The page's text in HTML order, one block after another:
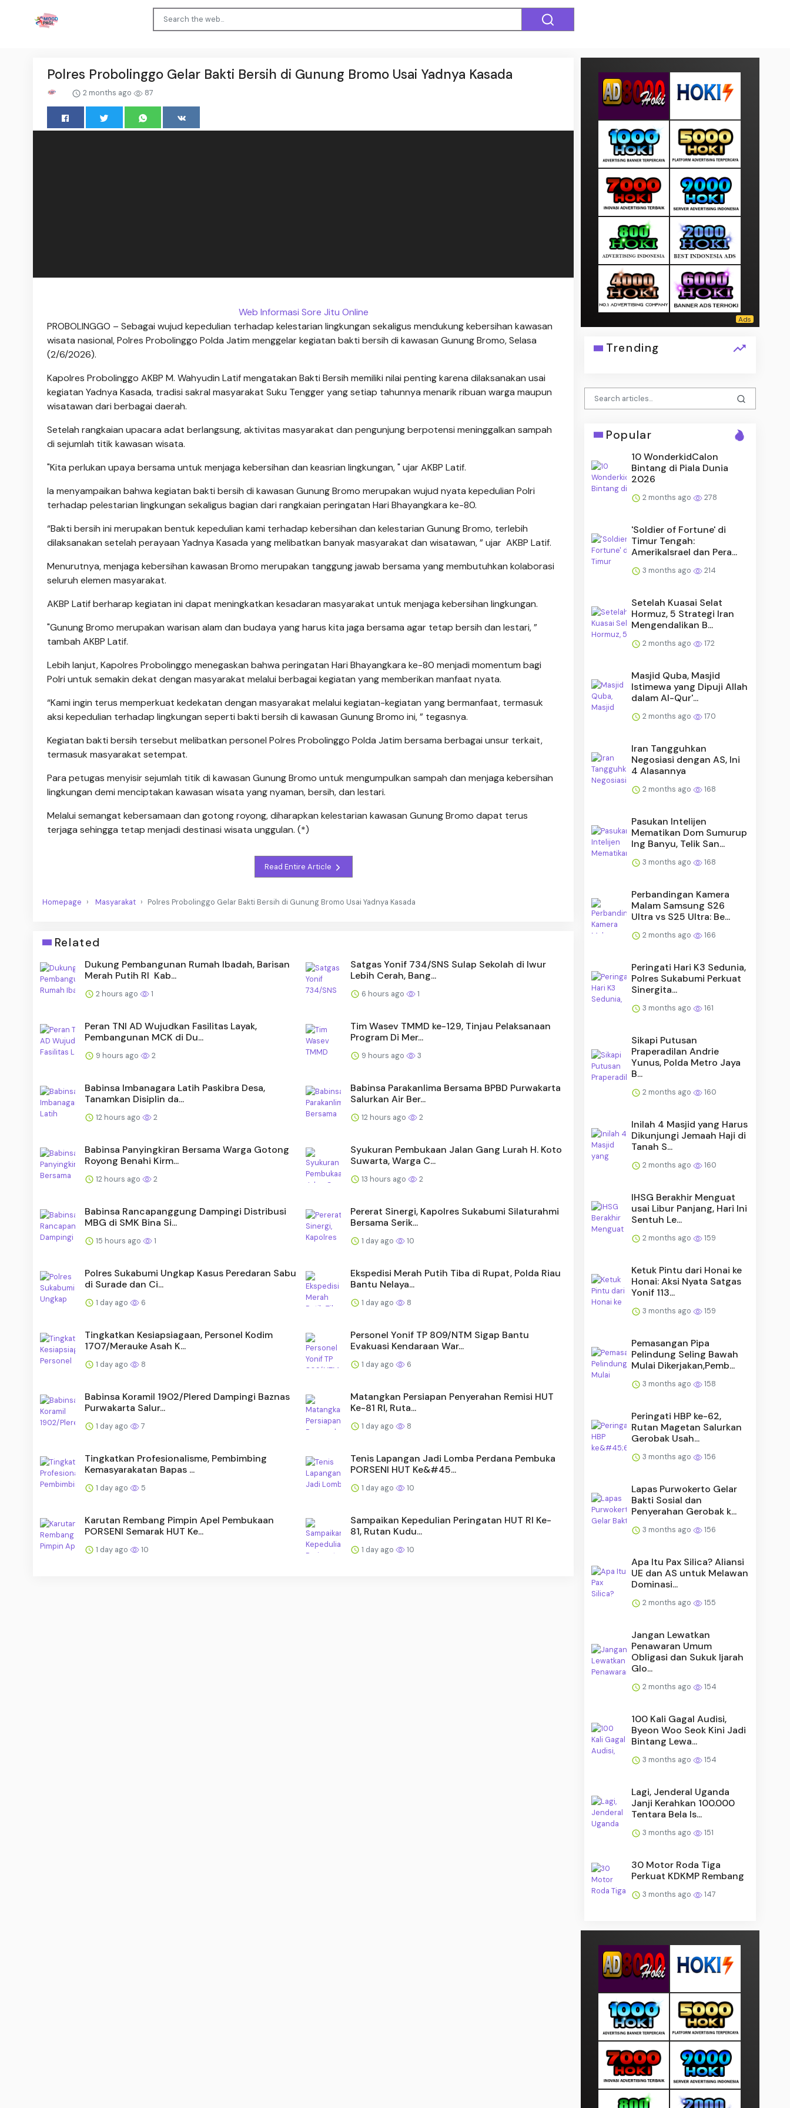
Polres Probolinggo Gelar Bakti Bersih di Gunung Bromo Usai Yadnya Kasada
2 months ago 87
Web Informasi Sore Jitu Online
PROBOLINGGO – Sebagai wujud kepedulian terhadap kelestarian lingkungan sekaligus mendukung kebersihan kawasan
wisata nasional, Polres Probolinggo Polda Jatim menggelar kegiatan bakti bersih di kawasan Gunung Bromo, Selasa
(2/6/2026).
Kapolres Probolinggo AKBP M. Wahyudin Latif mengatakan Bakti Bersih memiliki nilai penting karena dilaksanakan usai
kegiatan Yadnya Kasada, tradisi sakral masyarakat Suku Tengger yang setiap tahunnya menarik ribuan warga maupun
wisatawan dari berbagai daerah.
Setelah rangkaian upacara adat berlangsung, aktivitas masyarakat dan pengunjung berpotensi meninggalkan sampah
di sejumlah titik kawasan wisata.
"Kita perlukan upaya bersama untuk menjaga kebersihan dan keasrian lingkungan, " ujar AKBP Latif.
Ia menyampaikan bahwa kegiatan bakti bersih di kawasan Gunung Bromo merupakan wujud nyata kepedulian Polri
terhadap pelestarian lingkungan sekaligus bagian dari rangkaian peringatan Hari Bhayangkara ke-80.
“Bakti bersih ini merupakan bentuk kepedulian kami terhadap kebersihan dan kelestarian Gunung Bromo, terlebih
dilaksanakan setelah perayaan Yadnya Kasada yang melibatkan banyak masyarakat dan wisatawan, ” ujar AKBP Latif.
Menurutnya, menjaga kebersihan kawasan Bromo merupakan tanggung jawab bersama yang membutuhkan kolaborasi
seluruh elemen masyarakat.
AKBP Latif berharap kegiatan ini dapat meningkatkan kesadaran masyarakat untuk menjaga kebersihan lingkungan.
"Gunung Bromo merupakan warisan alam dan budaya yang harus kita jaga bersama agar tetap bersih dan lestari, ”
tambah AKBP Latif.
Lebih lanjut, Kapolres Probolinggo menegaskan bahwa peringatan Hari Bhayangkara ke-80 menjadi momentum bagi
Polri untuk semakin dekat dengan masyarakat melalui berbagai kegiatan yang memberikan manfaat nyata.
“Kami ingin terus memperkuat kedekatan dengan masyarakat melalui kegiatan-kegiatan yang bermanfaat, termasuk
aksi kepedulian terhadap lingkungan seperti bakti bersih di kawasan Gunung Bromo ini, ” tegasnya.
Kegiatan bakti bersih tersebut melibatkan personel Polres Probolinggo Polda Jatim bersama berbagai unsur terkait,
termasuk masyarakat setempat.
Para petugas menyisir sejumlah titik di kawasan Gunung Bromo untuk mengumpulkan sampah dan menjaga kebersihan
lingkungan demi menciptakan kawasan wisata yang nyaman, bersih, dan lestari.
Melalui semangat kebersamaan dan gotong royong, diharapkan kelestarian kawasan Gunung Bromo dapat terus
terjaga sehingga tetap menjadi destinasi wisata unggulan. (*)
Read Entire Article
Homepage Masyarakat Polres Probolinggo Gelar Bakti Bersih di Gunung Bromo Usai Yadnya Kasada
Related
Dukung Pembangunan Rumah Ibadah, Barisan
Merah Putih RI Kab...
2 hours ago 1
Satgas Yonif 734/SNS Sulap Sekolah di Iwur
Lebih Cerah, Bang...
6 hours ago 1
Peran TNI AD Wujudkan Fasilitas Layak,
Pembangunan MCK di Du...
9 hours ago 2
Tim Wasev TMMD ke-129, Tinjau Pelaksanaan
Program Di Mer...
9 hours ago 3
Babinsa Imbanagara Latih Paskibra Desa,
Tanamkan Disiplin da...
12 hours ago 2
Babinsa Parakanlima Bersama BPBD Purwakarta
Salurkan Air Ber...
12 hours ago 2
Babinsa Panyingkiran Bersama Warga Gotong
Royong Benahi Kirm...
12 hours ago 2
Syukuran Pembukaan Jalan Gang Lurah H. Koto
Suwarta, Warga C...
13 hours ago 2
Babinsa Rancapanggung Dampingi Distribusi
MBG di SMK Bina Si...
15 hours ago 1
Pererat Sinergi, Kapolres Sukabumi Silaturahmi
Bersama Serik...
1 day ago 10
Polres Sukabumi Ungkap Kasus Peredaran Sabu
di Surade dan Ci...
1 day ago 6
Ekspedisi Merah Putih Tiba di Rupat, Polda Riau
Bantu Nelaya...
1 day ago 8
Tingkatkan Kesiapsiagaan, Personel Kodim
1707/Merauke Asah K...
1 day ago 8
Personel Yonif TP 809/NTM Sigap Bantu
Evakuasi Kendaraan War...
1 day ago 6
Babinsa Koramil 1902/Plered Dampingi Baznas
Purwakarta Salur...
1 day ago 7
Matangkan Persiapan Penyerahan Remisi HUT
Ke-81 RI, Ruta...
1 day ago 8
Tingkatkan Profesionalisme, Pembimbing
Kemasyarakatan Bapas ...
1 day ago 5
Tenis Lapangan Jadi Lomba Perdana Pembuka
PORSENI HUT Ke&#45...
1 day ago 10
Karutan Rembang Pimpin Apel Pembukaan
PORSENI Semarak HUT Ke...
1 day ago 10
Sampaikan Kepedulian Peringatan HUT RI Ke-
81, Rutan Kudu...
1 day ago 10
Trending
Popular
10 WonderkidCalon
Bintang di Piala Dunia
2026
2 months ago 278
'Soldier of Fortune' di
Timur Tengah:
AmerikaIsrael dan Pera...
3 months ago 214
Setelah Kuasai Selat
Hormuz, 5 Strategi Iran
Mengendalikan B...
2 months ago 172
Masjid Quba, Masjid
Istimewa yang Dipuji Allah
dalam Al-Qur'...
2 months ago 170
Iran Tangguhkan
Negosiasi dengan AS, Ini
4 Alasannya
2 months ago 168
Pasukan Intelijen
Mematikan Dom Sumurup
Ing Banyu, Telik San...
3 months ago 168
Perbandingan Kamera
Malam Samsung S26
Ultra vs S25 Ultra: Be...
2 months ago 166
Peringati Hari K3 Sedunia,
Polres Sukabumi Perkuat
Sinergita...
3 months ago 161
Sikapi Putusan
Praperadilan Andrie
Yunus, Polda Metro Jaya
B...
2 months ago 160
Inilah 4 Masjid yang Harus
Dikunjungi Jemaah Haji di
Tanah S...
2 months ago 160
IHSG Berakhir Menguat
usai Libur Panjang, Hari Ini
Sentuh Le...
2 months ago 159
Ketuk Pintu dari Honai ke
Honai: Aksi Nyata Satgas
Yonif 113...
3 months ago 159
Pemasangan Pipa
Pelindung Seling Bawah
Mulai Dikerjakan,Pemb...
3 months ago 158
Peringati HBP ke-62,
Rutan Magetan Salurkan
Gerobak Usah...
3 months ago 156
Lapas Purwokerto Gelar
Bakti Sosial dan
Penyerahan Gerobak k...
3 months ago 156
Apa Itu Pax Silica? Aliansi
UE dan AS untuk Melawan
Dominasi...
2 months ago 155
Jangan Lewatkan
Penawaran Umum
Obligasi dan Sukuk Ijarah
Glo...
2 months ago 154
100 Kali Gagal Audisi,
Byeon Woo Seok Kini Jadi
Bintang Lewa...
3 months ago 154
Lagi, Jenderal Uganda
Janji Kerahkan 100.000
Tentara Bela Is...
3 months ago 151
30 Motor Roda Tiga
Perkuat KDKMP Rembang
3 months ago 147